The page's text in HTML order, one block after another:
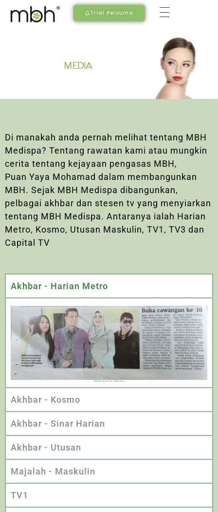
Trial Percuma
Di manakah anda pernah melihat tentang MBH
Medispa? Tentang rawatan kami atau mungkin
cerita tentang kejayaan pengasas MBH,
Puan Yaya Mohamad dalam membangunkan
MBH. Sejak MBH Medispa dibangunkan,
pelbagai akhbar dan stesen tv yang menyiarkan
tentang MBH Medispa. Antaranya ialah Harian
Metro, Kosmo, Utusan Maskulin, TV1, TV3 dan
Capital TV
Akhbar - Harian Metro
PEMBUKAAN CAWANGAN MBH MEDISPA YANG KE-10
Akhbar - Kosmo
Akhbar - Sinar Harian
Akhbar - Utusan
Majalah - Maskulin
TV1